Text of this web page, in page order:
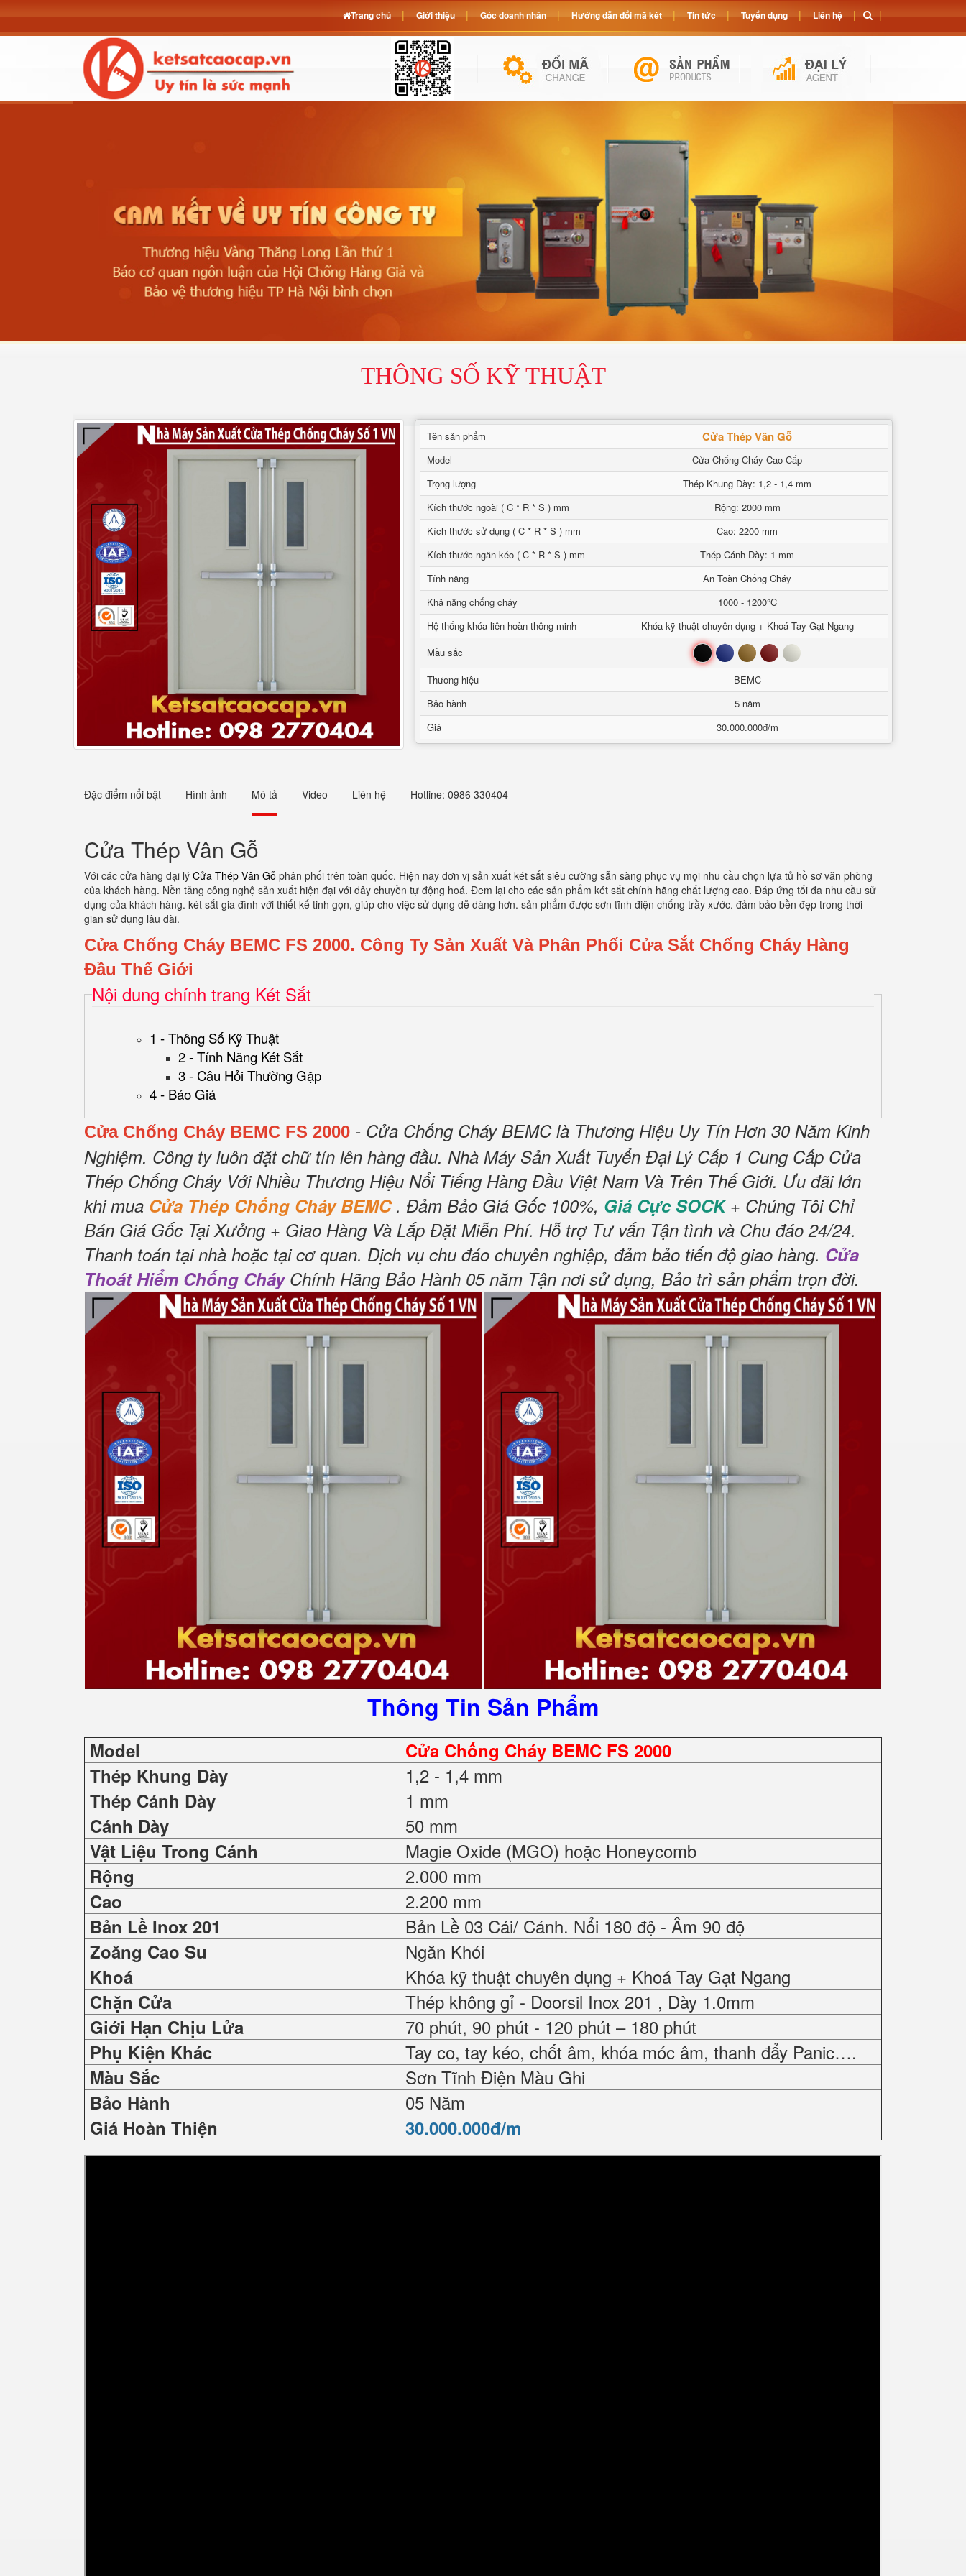
THÔNG SỐ KỸ THUẬT
Tên sản phẩm Cửa Thép Vân Gỗ
Model
Cửa Chống Cháy Cao Cấp
Trọng lượng
Thép Khung Dày: 1,2 - 1,4 mm
Kích thước ngoài ( C * R * S ) mm
Rộng: 2000 mm
Kích thước sử dụng ( C * R * S ) mm
Cao: 2200 mm
Kích thước ngăn kéo ( C * R * S ) mm
Thép Cánh Dày: 1 mm
Tính năng
An Toàn Chống Cháy
Khả năng chống cháy
1000 - 1200°C
Hệ thống khóa liên hoàn thông minh
Khóa kỹ thuật chuyên dụng + Khoá Tay Gạt Ngang
Mầu sắc
Đen Xanh Nâu Đỏ Trắng
Thương hiệu
BEMC
Bảo hành
5 năm
Giá
30.000.000đ/m
Đặc điểm nổi bật Hình ảnh Mô tả Video Liên hệ Hotline: 0986 330404
Cửa Thép Vân Gỗ
Với các cửa hàng đại lý Cửa Thép Vân Gỗ phân phối trên toàn quốc. Hiện nay đơn vị sản xuất két sắt siêu cường sẵn sàng phục vụ mọi nhu cầu chọn lựa tủ hồ sơ văn phòng
của khách hàng. Nền tảng công nghệ sản xuất hiện đại với dây chuyền tự động hoá. Đem lại cho các sản phẩm két sắt chính hãng chất lượng cao. Đáp ứng tối đa nhu cầu sử
dụng của khách hàng. két sắt gia đình với thiết kế tinh gọn, giúp cho việc sử dụng dễ dàng hơn. sản phẩm được sơn tĩnh điện chống trầy xước. đảm bảo bền đẹp trong thời
gian sử dụng lâu dài.
Cửa Chống Cháy BEMC FS 2000. Công Ty Sản Xuất Và Phân Phối Cửa Sắt Chống Cháy Hàng
Đầu Thế Giới
Nội dung chính trang Két Sắt
1 - Thông Số Kỹ Thuật
2 - Tính Năng Két Sắt
3 - Câu Hỏi Thường Gặp
4 - Báo Giá
Cửa Chống Cháy BEMC FS 2000 - Cửa Chống Cháy BEMC là Thương Hiệu Uy Tín Hơn 30 Năm Kinh
Nghiệm. Công ty luôn đặt chữ tín lên hàng đầu. Nhà Máy Sản Xuất Tuyển Đại Lý Cấp 1 Cung Cấp Cửa
Thép Chống Cháy Với Nhiều Thương Hiệu Nổi Tiếng Hàng Đầu Việt Nam Và Trên Thế Giới. Ưu đãi lớn
khi mua Cửa Thép Chống Cháy BEMC . Đảm Bảo Giá Gốc 100%, Giá Cực SOCK+ Chúng Tôi Chỉ
Bán Giá Gốc Tại Xưởng + Giao Hàng Và Lắp Đặt Miễn Phí. Hỗ trợ Tư vấn Tận tình và Chu đáo 24/24.
Thanh toán tại nhà hoặc tại cơ quan. Dịch vụ chu đáo chuyên nghiệp, đảm bảo tiến độ giao hàng. Cửa
Thoát Hiểm Chống CháyChính Hãng Bảo Hành 05 năm Tận nơi sử dụng, Bảo trì sản phẩm trọn đời.
Thông Tin Sản Phẩm
Model
Cửa Chống Cháy BEMC FS 2000
Thép Khung Dày
1,2 - 1,4 mm
Thép Cánh Dày 1 mm
Cánh Dày 50 mm
Vật Liệu Trong Cánh Magie Oxide (MGO) hoặc Honeycomb
Rộng 2.000 mm
Cao 2.200 mm
Bản Lề Inox 201 Bản Lề 03 Cái/ Cánh. Nổi 180 độ - Âm 90 độ
Zoăng Cao Su Ngăn Khói
Khoá Khóa kỹ thuật chuyên dụng + Khoá Tay Gạt Ngang
Chặn Cửa Thép không gỉ - Doorsil Inox 201 , Dày 1.0mm
Giới Hạn Chịu Lửa 70 phút, 90 phút - 120 phút – 180 phút
Phụ Kiện Khác Tay co, tay kéo, chốt âm, khóa móc âm, thanh đẩy Panic….
Màu Sắc Sơn Tĩnh Điện Màu Ghi
Bảo Hành 05 Năm
Giá Hoàn Thiện 30.000.000đ/m
Trang chủ Giới thiệu Góc doanh nhân Hướng dẫn đổi mã két Tin tức Tuyển dụng Liên hệ